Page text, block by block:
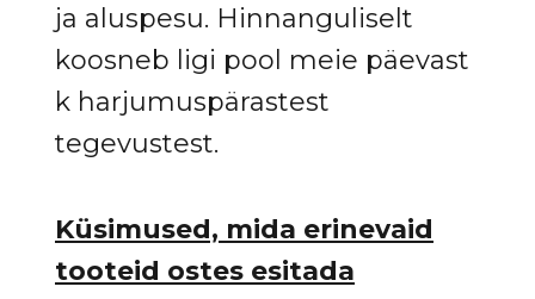
ja aluspesu. Hinnanguliselt
koosneb ligi pool meie päevast
k harjumuspärastest
tegevustest.
Küsimused, mida erinevaid
tooteid ostes esitada